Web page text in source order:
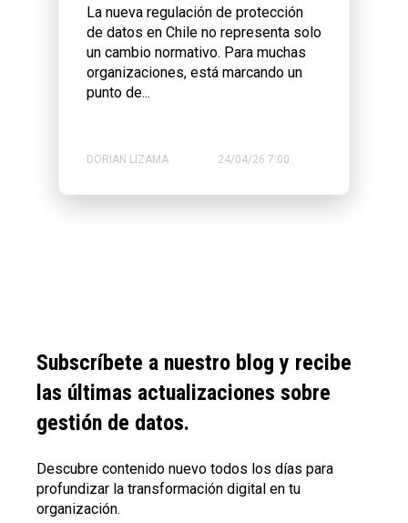
La nueva regulación de protección
de datos en Chile no representa solo
un cambio normativo. Para muchas
organizaciones, está marcando un
punto de...
DORIAN LIZAMA 24/04/26 7:00
Subscríbete a nuestro blog y recibe
las últimas actualizaciones sobre
gestión de datos.
Descubre contenido nuevo todos los días para
profundizar la transformación digital en tu
organización.